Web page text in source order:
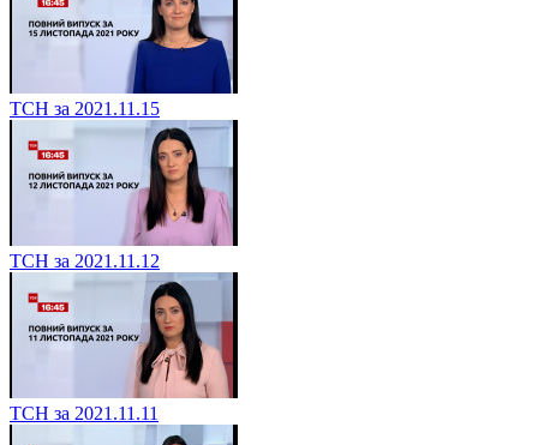
ТСН за 2021.11.15
ТСН за 2021.11.12
ТСН за 2021.11.11